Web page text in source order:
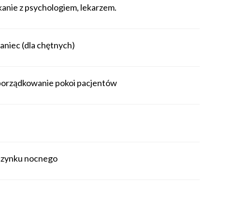
z psychologiem, lekarzem.
(dla chętnych)
pokoi pacjentów
nocnego